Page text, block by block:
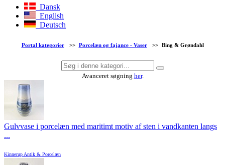
Dansk
English
Deutsch
Portal kategorier >> Porcelæn og fajance - Vaser >> Bing & Grøndahl
Avanceret søgning her.
Gulvvase i porcelæn med maritimt motiv af sten i vandkanten langs
...
Kinnerup Antik & Porcelæn